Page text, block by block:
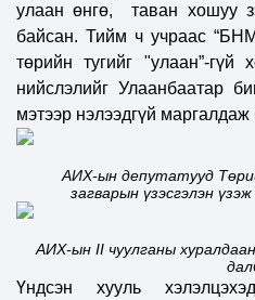
улаан өнгө, таван хошуу
байсан. Тийм ч учраас
төрийн тугийг "улаан”-гүй
нийслэлийг Улаанбаатар
мэтээр нэлээдгүй маргалдаж
АИХ-ын депутатууд
загварын үзэсгэлэн
АИХ-ын II чуулганы
Үндсэн хууль